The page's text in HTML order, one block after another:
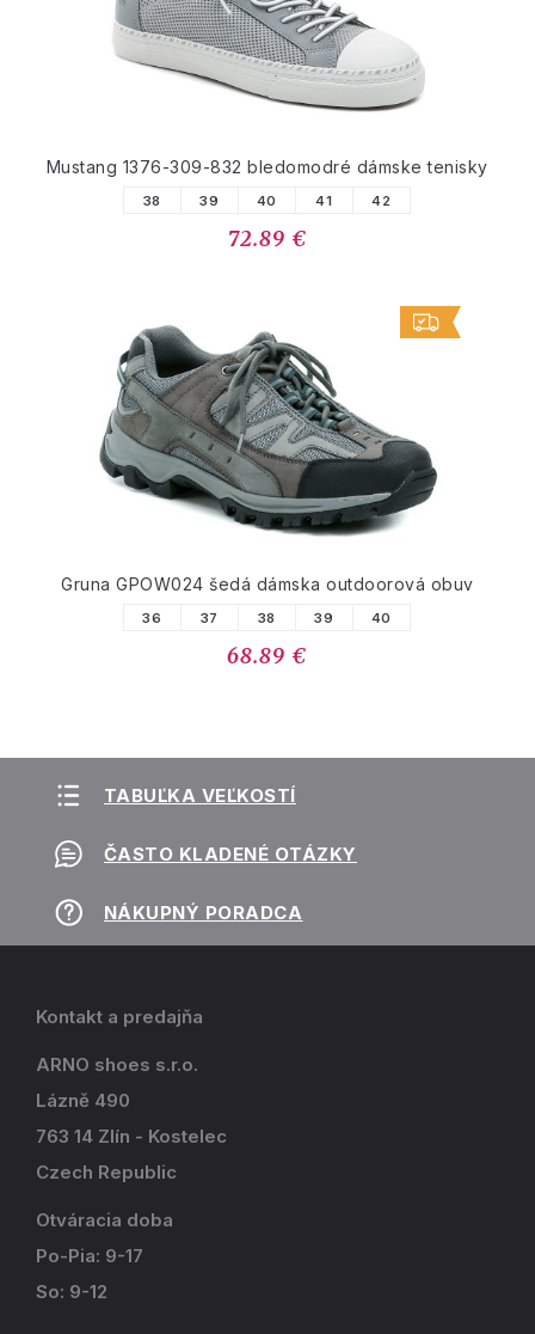
Mustang 1376-309-832 bledomodré dámske tenisky
38 39 40 41 42
72.89 €
Gruna GPOW024 šedá dámska outdoorová obuv
36 37 38 39 40
68.89 €
TABUĽKA VEĽKOSTÍ
ČASTO KLADENÉ OTÁZKY
NÁKUPNÝ PORADCA
Kontakt a predajňa
ARNO shoes s.r.o.
Lázně 490
763 14 Zlín - Kostelec
Czech Republic
Otváracia doba
Po-Pia: 9-17
So: 9-12